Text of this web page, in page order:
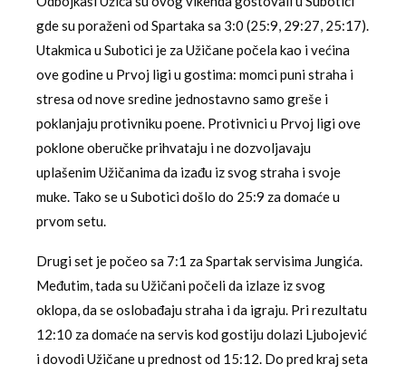
gde su poraženi od Spartaka sa 3:0 (25:9, 29:27, 25:17).
Utakmica u Subotici je za Užičane počela kao i većina
ove godine u Prvoj ligi u gostima: momci puni straha i
stresa od nove sredine jednostavno samo greše i
poklanjaju protivniku poene. Protivnici u Prvoj ligi ove
poklone oberučke prihvataju i ne dozvoljavaju
uplašenim Užičanima da izađu iz svog straha i svoje
muke. Tako se u Subotici došlo do 25:9 za domaće u
prvom setu.
Drugi set je počeo sa 7:1 za Spartak servisima Jungića.
Međutim, tada su Užičani počeli da izlaze iz svog
oklopa, da se oslobađaju straha i da igraju. Pri rezultatu
12:10 za domaće na servis kod gostiju dolazi Ljubojević
i dovodi Užičane u prednost od 15:12. Do pred kraj seta